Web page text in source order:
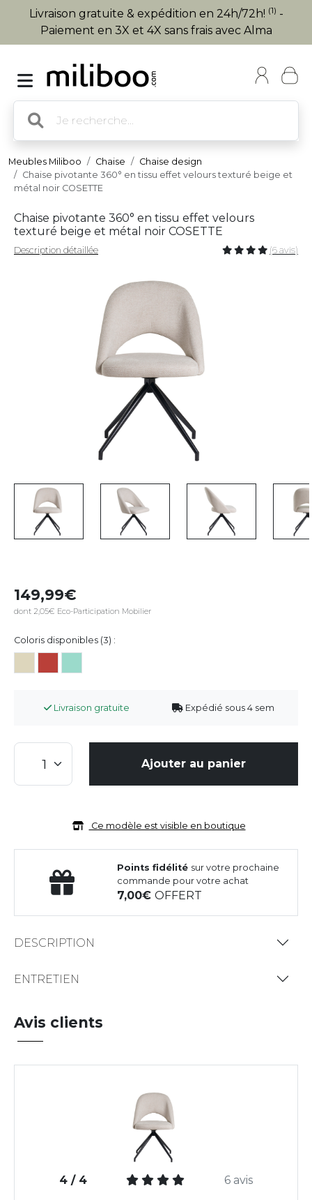
Livraison gratuite & expédition en 24h/72h! (1) -
Paiement en 3X et 4X sans frais avec Alma
Meubles Miliboo Chaise
Chaise design
Chaise pivotante 360° en tissu effet velours texturé beige et
métal noir COSETTE
Chaise pivotante 360° en tissu effet velours
texturé beige et métal noir COSETTE
Description détaillée (6 avis)
149,99
dont 2,05€ Eco-Participation Mobilier
Coloris disponibles (3) :
Livraison gratuite Expédié sous 4 sem
Ajouter au panier
Ce modèle est visible en boutique
Points fidélité sur votre prochaine
commande pour votre achat
7,00OFFERT
DESCRIPTION
ENTRETIEN
Avis clients
4 / 4 6 avis